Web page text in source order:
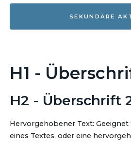
SEKUNDÄRE
H1 -
H2 - Überschrift
Hervorgehobener Text:
eines Textes, oder eine